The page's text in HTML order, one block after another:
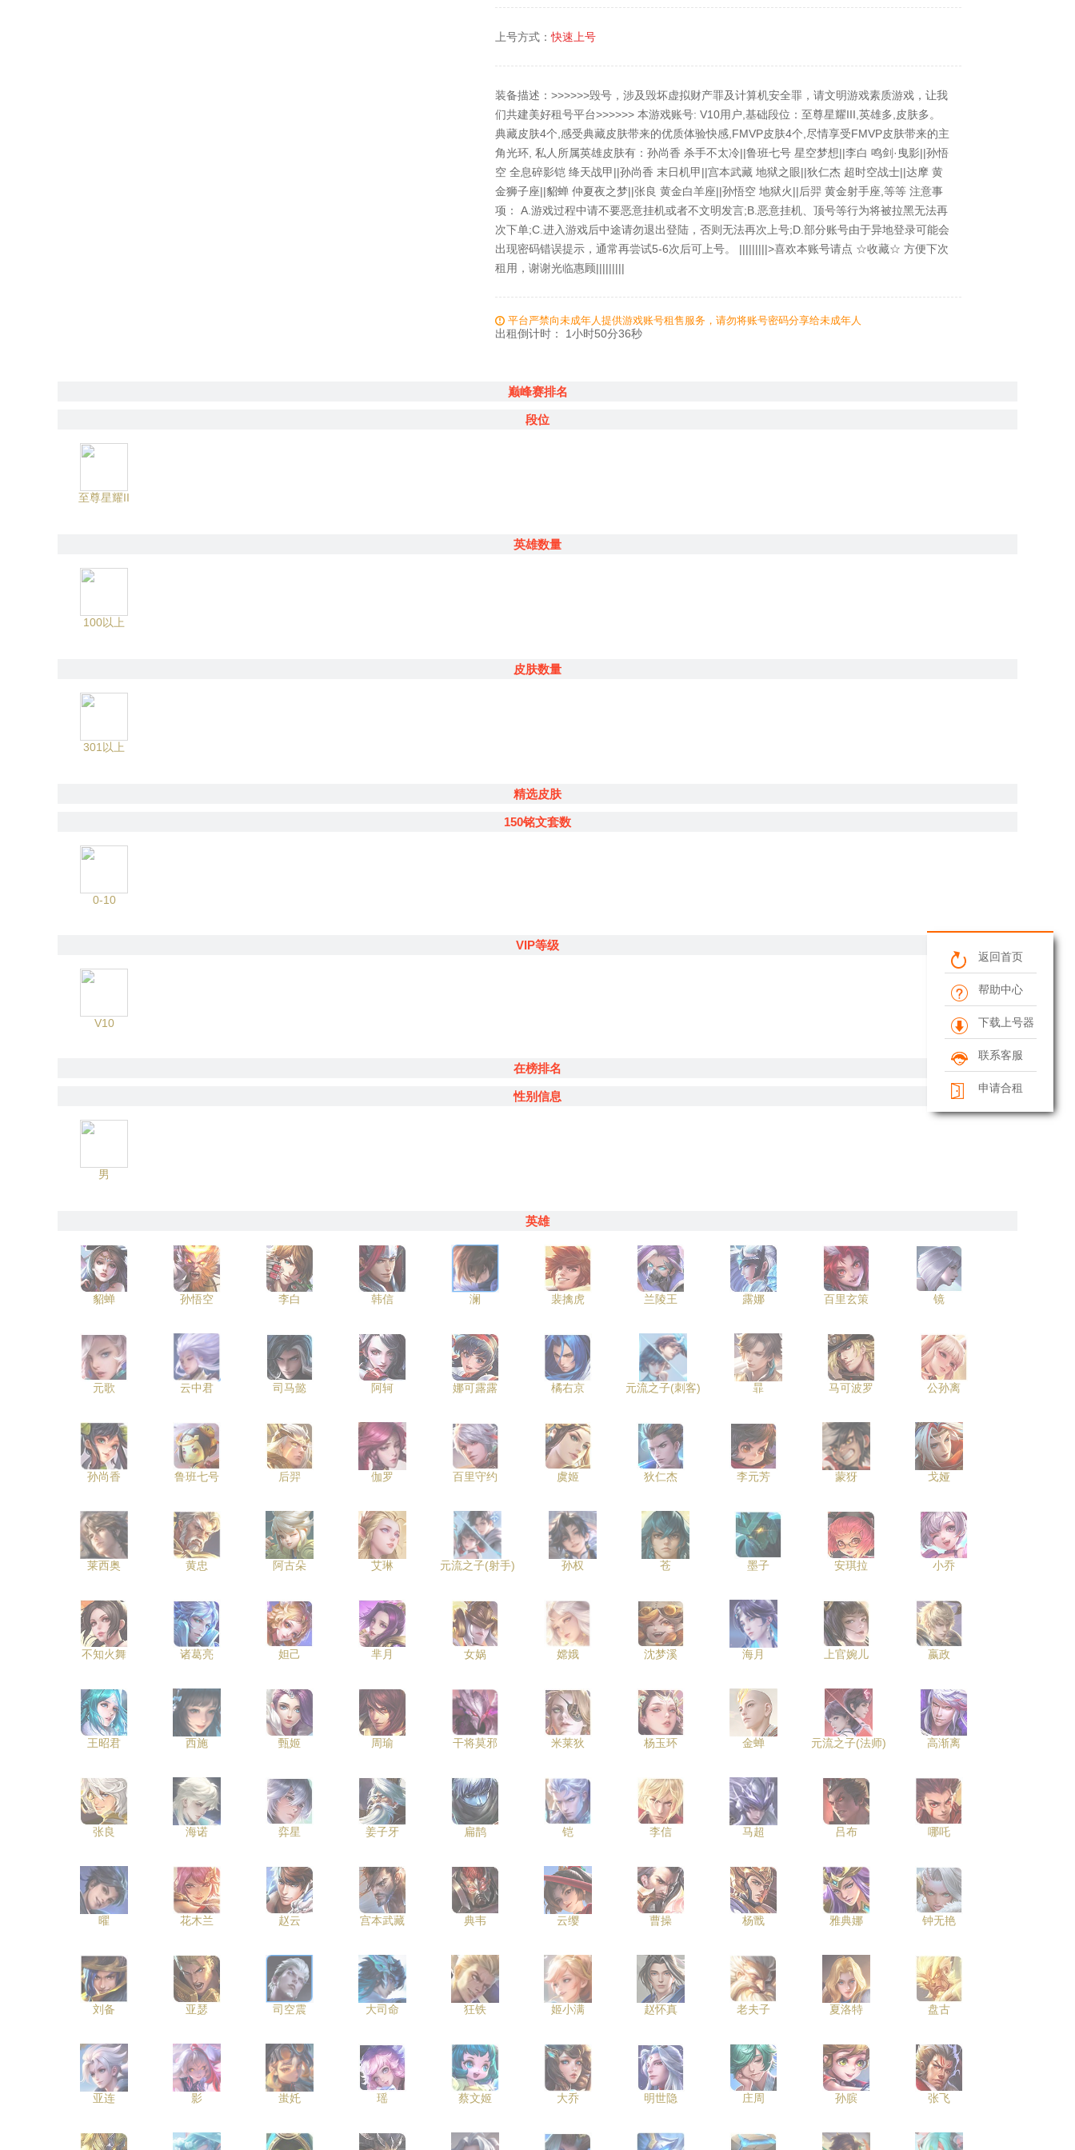
上号方式：快速上号
装备描述：>>>>>>毁号，涉及毁坏虚拟财产罪及计算机安全罪，请文明游戏素质游戏，让我
们共建美好租号平台>>>>>> 本游戏账号: V10用户,基础段位：至尊星耀III,英雄多,皮肤多。
典藏皮肤4个,感受典藏皮肤带来的优质体验快感,FMVP皮肤4个,尽情享受FMVP皮肤带来的主
角光环, 私人所属英雄皮肤有：孙尚香 杀手不太冷||鲁班七号 星空梦想||李白 鸣剑·曳影||孙悟
空 全息碎影铠 绛天战甲||孙尚香 末日机甲||宫本武藏 地狱之眼||狄仁杰 超时空战士||达摩 黄
金狮子座||貂蝉 仲夏夜之梦||张良 黄金白羊座||孙悟空 地狱火||后羿 黄金射手座,等等 注意事
项： A.游戏过程中请不要恶意挂机或者不文明发言;B.恶意挂机、顶号等行为将被拉黑无法再
次下单;C.进入游戏后中途请勿退出登陆，否则无法再次上号;D.部分账号由于异地登录可能会
出现密码错误提示，通常再尝试5-6次后可上号。 |||||||||>喜欢本账号请点 ☆收藏☆ 方便下次
租用，谢谢光临惠顾|||||||||
平台严禁向未成年人提供游戏账号租售服务，请勿将账号密码分享给未成年人
出租倒计时： 1小时50分35秒
巅峰赛排名
段位
至尊星耀II
英雄数量
100以上
皮肤数量
301以上
精选皮肤
150铭文套数
0-10
VIP等级
V10
在榜排名
性别信息
男
英雄
貂蝉 孙悟空 李白 韩信 澜 裴擒虎 兰陵王 露娜 百里玄策 镜
元歌 云中君 司马懿 阿轲 娜可露露 橘右京 元流之子(刺客) 暃 马可波罗 公孙离
孙尚香 鲁班七号 后羿 伽罗 百里守约 虞姬 狄仁杰 李元芳 蒙犽 戈娅
莱西奥 黄忠 阿古朵 艾琳 元流之子(射手) 孙权 苍 墨子 安琪拉 小乔
不知火舞 诸葛亮 妲己 芈月 女娲 嫦娥 沈梦溪 海月 上官婉儿 嬴政
王昭君 西施 甄姬 周瑜 干将莫邪 米莱狄 杨玉环 金蝉 元流之子(法师) 高渐离
张良 海诺 弈星 姜子牙 扁鹊 铠 李信 马超 吕布 哪吒
曜 花木兰 赵云 宫本武藏 典韦 云缨 曹操 杨戬 雅典娜 钟无艳
刘备 亚瑟 司空震 大司命 狂铁 姬小满 赵怀真 老夫子 夏洛特 盘古
亚连 影 蚩奼 瑶 蔡文姬 大乔 明世隐 庄周 孙膑 张飞
返回首页
帮助中心
下载上号器
联系客服
申请合租